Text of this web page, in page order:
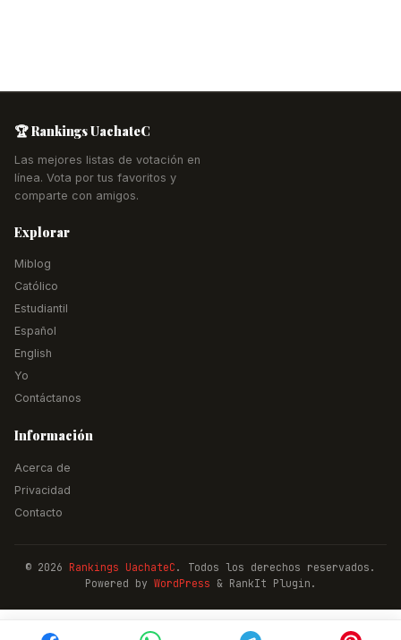
🏆 Rankings UachateC
Las mejores listas de votación en
línea. Vota por tus favoritos y
comparte con amigos.
Explorar
Miblog
Católico
Estudiantil
Español
English
Yo
Contáctanos
Información
Acerca de
Privacidad
Contacto
© 2026 Rankings UachateC . Todos los derechos reservados.
Powered by WordPress & RankIt Plugin.